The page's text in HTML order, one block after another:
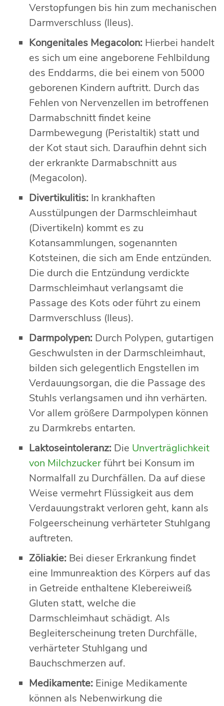
Verstopfungen bis hin zum mechanischen
Darmverschluss (Ileus).
Kongenitales Megacolon: Hierbei handelt
es sich um eine angeborene Fehlbildung
des Enddarms, die bei einem von 5000
geborenen Kindern auftritt. Durch das
Fehlen von Nervenzellen im betroffenen
Darmabschnitt findet keine
Darmbewegung (Peristaltik) statt und
der Kot staut sich. Daraufhin dehnt sich
der erkrankte Darmabschnitt aus
(Megacolon).
Divertikulitis: In krankhaften
Ausstülpungen der Darmschleimhaut
(Divertikeln) kommt es zu
Kotansammlungen, sogenannten
Kotsteinen, die sich am Ende entzünden.
Die durch die Entzündung verdickte
Darmschleimhaut verlangsamt die
Passage des Kots oder führt zu einem
Darmverschluss (Ileus).
Darmpolypen: Durch Polypen, gutartigen
Geschwulsten in der Darmschleimhaut,
bilden sich gelegentlich Engstellen im
Verdauungsorgan, die die Passage des
Stuhls verlangsamen und ihn verhärten.
Vor allem größere Darmpolypen können
zu Darmkrebs entarten.
Laktoseintoleranz: Die Unverträglichkeit
von Milchzuckerführt bei Konsum im
Normalfall zu Durchfällen. Da auf diese
Weise vermehrt Flüssigkeit aus dem
Verdauungstrakt verloren geht, kann als
Folgeerscheinung verhärteter Stuhlgang
auftreten.
Zöliakie: Bei dieser Erkrankung findet
eine Immunreaktion des Körpers auf das
in Getreide enthaltene Klebereiweiß
Gluten statt, welche die
Darmschleimhaut schädigt. Als
Begleiterscheinung treten Durchfälle,
verhärteter Stuhlgang und
Bauchschmerzen auf.
Medikamente: Einige Medikamente
können als Nebenwirkung die